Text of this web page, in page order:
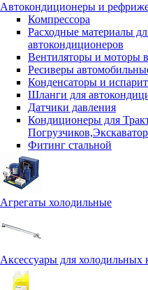
Автокондиционеры и
Компрессора
Расходные материалы
автокондиционеров
Вентиляторы и моторы
Ресиверы
Конденсаторы и
Шланги для
Датчики давления
Кондиционеры для
Фитинг стальной
Агрегаты холодильные
Аксессуары для холодильных